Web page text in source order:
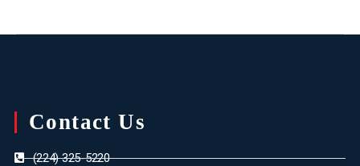
Contact Us
(224) 325-5220